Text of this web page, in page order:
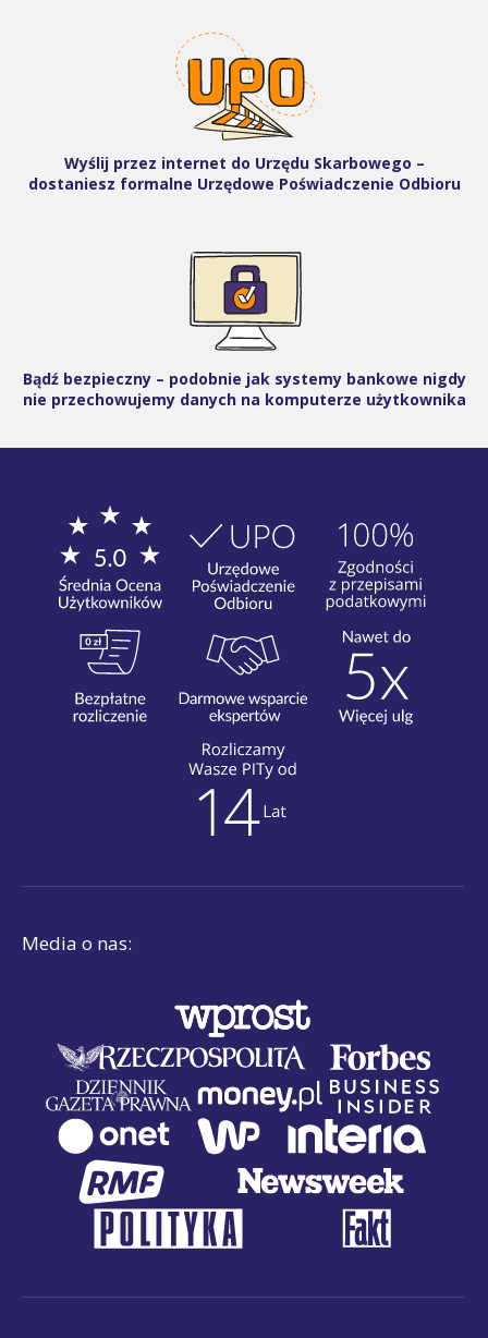
Wyślij przez internet do Urzędu Skarbowego –
dostaniesz formalne Urzędowe Poświadczenie Odbioru
Bądź bezpieczny – podobnie jak systemy bankowe nigdy
nie przechowujemy danych na komputerze użytkownika
Media o nas: